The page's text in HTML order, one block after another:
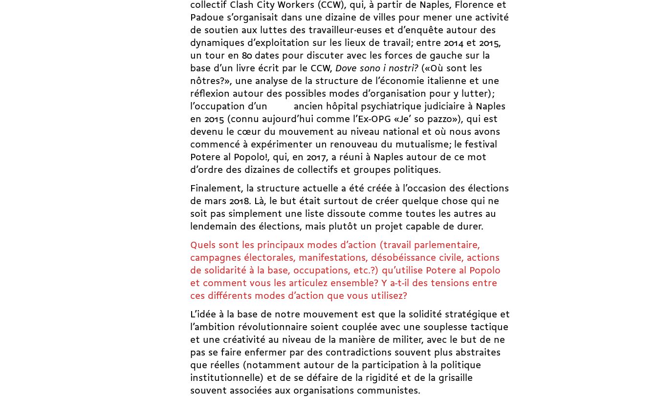
collectif Clash City Workers (CCW), qui, à partir de Naples, Florence et
Padoue s’organisait dans une dizaine de villes pour mener une activité
de soutien aux luttes des travailleur·euses et d’enquête autour des
dynamiques d’exploitation sur les lieux de travail ; entre 2014 et 2015,
un tour en 80 dates pour discuter avec les forces de gauche sur la
base d’un livre écrit par le CCW, Dove sono i nostri?(«Où sont les
nôtres?», une analyse de la structure de l’économie italienne et une
réflexion autour des possibles modes d’organisation pour y lutter) ;
l’occupation d’un ancien hôpital psychiatrique judiciaire à Naples
en 2015 (connu aujourd’hui comme l’Ex-OPG «Je’ so pazzo»), qui est
devenu le cœur du mouvement au niveau national et où nous avons
commencé à expérimenter un renouveau du mutualisme ; le festival
Potere al Popolo!, qui, en 2017, a réuni à Naples autour de ce mot
d’ordre des dizaines de collectifs et groupes politiques.
Finalement, la structure actuelle a été créée à l’occasion des élections
de mars 2018. Là, le but était surtout de créer quelque chose qui ne
soit pas simplement une liste dissoute comme toutes les autres au
lendemain des élections, mais plutôt un projet capable de durer.
Quels sont les principaux modes d’action (travail parlementaire,
campagnes électorales, manifestations, désobéissance civile, actions
de solidarité à la base, occupations, etc.?) qu’utilise Potere al Popolo
et comment vous les articulez ensemble? Y a-t-il des tensions entre
ces différents modes d’action que vous utilisez?
L’idée à la base de notre mouvement est que la solidité stratégique et
l’ambition révolutionnaire soient couplée avec une souplesse tactique
et une créativité au niveau de la manière de militer, avec le but de ne
pas se faire enfermer par des contradictions souvent plus abstraites
que réelles (notamment autour de la participation à la politique
institutionnelle) et de se défaire de la rigidité et de la grisaille
souvent associées aux organisations communistes.